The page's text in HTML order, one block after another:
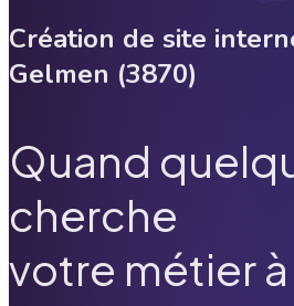
Création de site
Gelmen (3870)
Quand
cherche
votre métier à